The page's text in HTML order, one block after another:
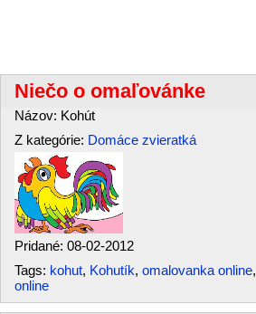
Niečo o omaľovánke
Názov: Kohút
Z kategórie: Domáce zvieratká
Pridané: 08-02-2012
Tags: kohut, Kohutík, omalovanka online,
online